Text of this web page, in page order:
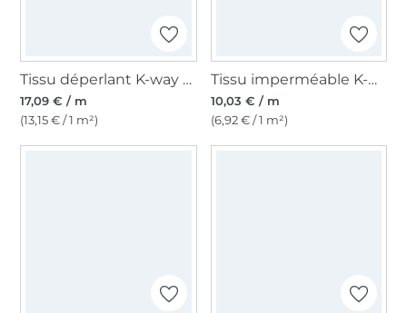
Tissu déperlant K-way avec envers en polaire, noir
17,09 € / m
(13,15 € / 1 m²)
Tissu imperméable K-way léger Uni, jaune fluo
10,03 € / m
(6,92 € / 1 m²)